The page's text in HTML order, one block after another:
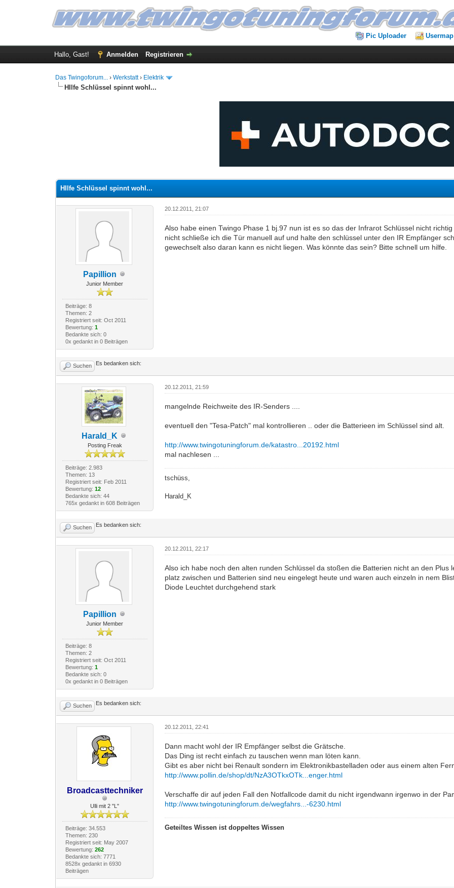
Pic Uploader Usermap
Hallo, Gast! Anmelden Registrieren
Das Twingoforum... ›Werkstatt› Elektrik
HIlfe Schlüssel spinnt wohl...
HIlfe Schlüssel spinnt wohl...
Papillion
Junior Member
Beiträge: 8
Themen: 2
Registriert seit: Oct 2011
Bewertung: 1
Bedankte sich: 0
0x gedankt in 0 Beiträgen
20.12.2011, 21:07
Also habe einen Twingo Phase 1 bj.97 nun ist es so das der Infrarot Schlüssel nicht
nicht schließe ich die Tür manuell auf und halte den schlüssel unter den IR Empfänger
gewechselt also daran kann es nicht liegen. Was könnte das sein? Bitte schnell um hilfe.
Suchen Es bedanken sich:
Harald_K
Posting Freak
Beiträge: 2.983
Themen: 13
Registriert seit: Feb 2011
Bewertung: 12
Bedankte sich: 44
765x gedankt in 608 Beiträgen
20.12.2011, 21:59
mangelnde Reichweite des IR-Senders ....
eventuell den "Tesa-Patch" mal kontrollieren .. oder die Batterieen im Schlüssel sind alt.
http://www.twingotuningforum.de/katastro...20192.html
mal nachlesen ...
tschüss,
Harald_K
Suchen Es bedanken sich:
Papillion
Junior Member
Beiträge: 8
Themen: 2
Registriert seit: Oct 2011
Bewertung: 1
Bedankte sich: 0
0x gedankt in 0 Beiträgen
20.12.2011, 22:17
Also ich habe noch den alten runden Schlüssel da stoßen die Batterien nicht an den
platz zwischen und Batterien sind neu eingelegt heute und waren auch einzeln in nem
Diode Leuchtet durchgehend stark
Suchen Es bedanken sich:
Broadcasttechniker
Ulli mit 2 "L"
Beiträge: 34.553
Themen: 230
Registriert seit: May 2007
Bewertung: 262
Bedankte sich: 7771
8528x gedankt in 6930
Beiträgen
20.12.2011, 22:41
Dann macht wohl der IR Empfänger selbst die Grätsche.
Das Ding ist recht einfach zu tauschen wenn man löten kann.
Gibt es aber nicht bei Renault sondern im Elektronikbastelladen oder aus einem alten
http://www.pollin.de/shop/dt/NzA3OTkxOTk...enger.html
Verschaffe dir auf jeden Fall den Notfallcode damit du nicht irgendwann irgenwo in der
http://www.twingotuningforum.de/wegfahrs...-6230.html
Geteiltes Wissen ist doppeltes Wissen